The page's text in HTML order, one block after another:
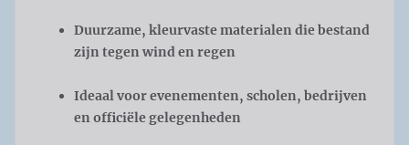
Duurzame, kleurvaste materialen die bestand
zijn tegen wind en regen
Ideaal voor evenementen, scholen, bedrijven
en officiële gelegenheden